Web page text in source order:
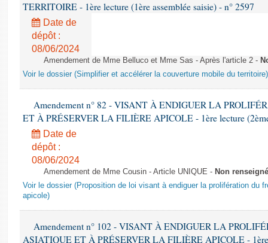
TERRITOIRE - 1ère lecture (1ère assemblée saisie) - n° 2597
Date de
dépôt :
08/06/2024
Amendement de Mme Belluco et Mme Sas - Après l'article 2 -
Voir le dossier (Simplifier et accélérer la couverture mobile du territoire)
Amendement n° 82 - VISANT À ENDIGUER LA
ET À PRÉSERVER LA FILIÈRE APICOLE - 1ère lecture
Date de
dépôt :
08/06/2024
Amendement de Mme Cousin - Article UNIQUE - Non renseigné
Voir le dossier (Proposition de loi visant à endiguer la prolifération du
apicole)
Amendement n° 102 - VISANT À ENDIGUER LA
ASIATIQUE ET À PRÉSERVER LA FILIÈRE APICOLE - 1ère